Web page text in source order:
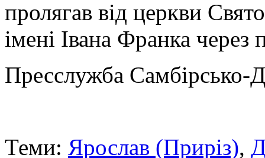
пролягав від церкви
імені Івана Франка
Пресслужба Самбірсько-
Теми: Ярослав (Приріз),